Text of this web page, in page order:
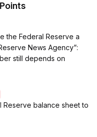
the Federal Reserve a
News Agency”:
still depends on
Reserve balance sheet to